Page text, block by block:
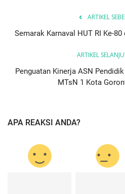
ARTIKEL
Semarak Karnaval HUT RI Ke-
ARTIKEL
Penguatan Kinerja ASN
MTsN 1 Kota
APA REAKSI ANDA?